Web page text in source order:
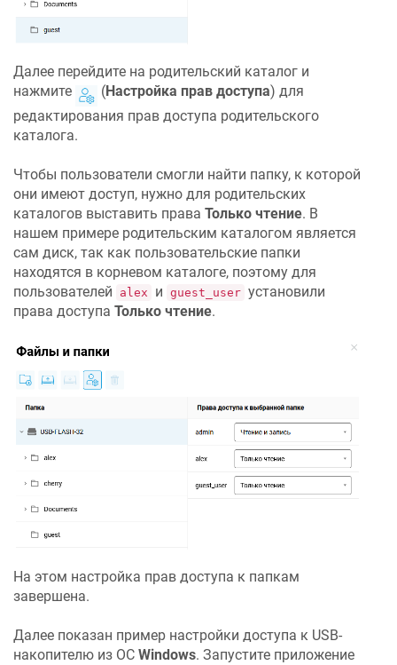
Далее перейдите на родительский каталог и
нажмите
(Настройка прав доступа) для
редактирования прав доступа родительского
каталога.
Чтобы пользователи смогли найти папку, к которой
они имеют доступ, нужно для родительских
каталогов выставить права Только чтение. В
нашем примере родительским каталогом является
сам диск, так как пользовательские папки
находятся в корневом каталоге, поэтому для
пользователей
alex и guest_user установили
права доступа Только чтение.
На этом настройка прав доступа к папкам
завершена.
Далее показан пример настройки доступа к USB-
накопителю из ОС Windows. Запустите приложение